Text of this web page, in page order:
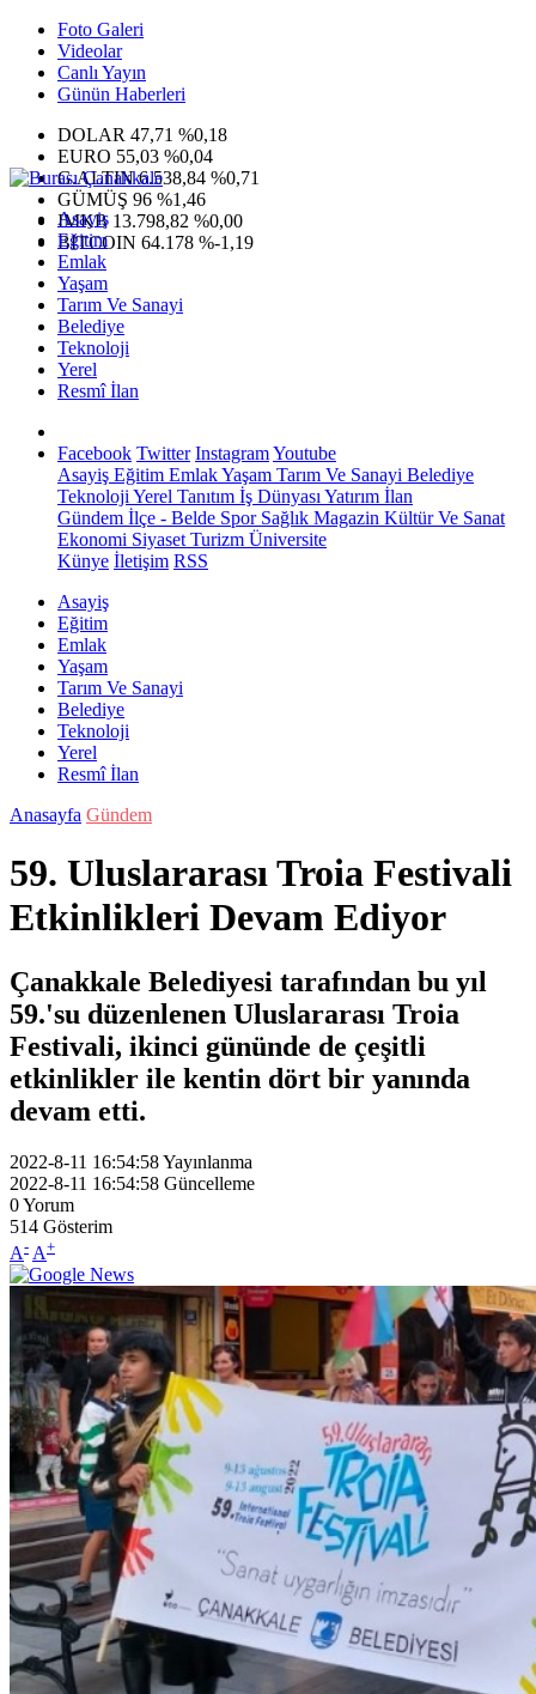
Foto Galeri
Videolar
Canlı Yayın
Günün Haberleri
DOLAR 47,71 %0,18
EURO 55,03 %0,04
G.ALTIN6.538,84 %0,71
GÜMÜŞ 96 %1,46
IMKB 13.798,82 %0,00
BITCOIN 64.178 %-1,19
Asayiş
Eğitim
Emlak
Yaşam
Tarım Ve Sanayi
Belediye
Teknoloji
Yerel
Resmî İlan
Facebook Twitter InstagramYoutube
Asayiş Eğitim EmlakYaşam Tarım Ve Sanayi Belediye
Teknoloji Yerel Tanıtım İş Dünyası Yatırım İlan
Gündem İlçe - Belde SporSağlık Magazin Kültür Ve Sanat
Ekonomi Siyaset Turizm Üniversite
Künye İletişim RSS
Asayiş
Eğitim
Emlak
Yaşam
Tarım Ve Sanayi
Belediye
Teknoloji
Yerel
Resmî İlan
Anasayfa Gündem
59. Uluslararası Troia Festivali
Etkinlikleri Devam Ediyor
Çanakkale Belediyesi tarafından bu yıl
59.'su düzenlenen Uluslararası Troia
Festivali, ikinci gününde de çeşitli
etkinlikler ile kentin dört bir yanında
devam etti.
2022-8-11 16:54:58Yayınlanma
2022-8-11 16:54:58 Güncelleme
0Yorum
514 Gösterim
A- A+